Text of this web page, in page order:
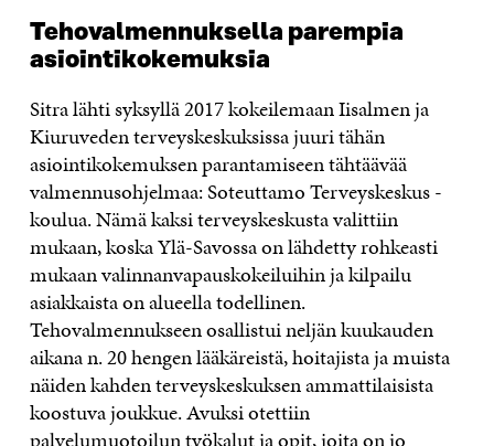
Tehovalmennuksella parempia
asiointikokemuksia
Sitra lähti syksyllä 2017 kokeilemaan Iisalmen ja
Kiuruveden terveyskeskuksissa juuri tähän
asiointikokemuksen parantamiseen tähtäävää
valmennusohjelmaa: Soteuttamo Terveyskeskus -
koulua. Nämä kaksi terveyskeskusta valittiin
mukaan, koska Ylä-Savossa on lähdetty rohkeasti
mukaan valinnanvapauskokeiluihin ja kilpailu
asiakkaista on alueella todellinen.
Tehovalmennukseen osallistui neljän kuukauden
aikana n. 20 hengen lääkäreistä, hoitajista ja muista
näiden kahden terveyskeskuksen ammattilaisista
koostuva joukkue. Avuksi otettiin
palvelumuotoilun työkalut ja opit, joita on jo